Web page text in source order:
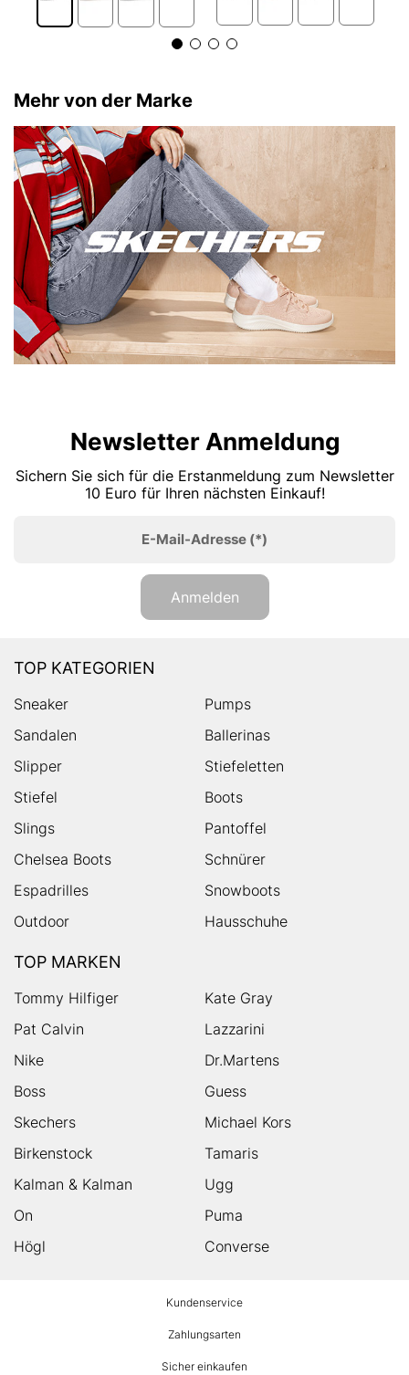
Mehr von der Marke
Newsletter Anmeldung
Sichern Sie sich für die Erstanmeldung zum Newsletter
10 Euro für Ihren nächsten Einkauf!
E-Mail-Adresse (*)
Anmelden
TOP KATEGORIEN
Sneaker
Pumps
Sandalen
Ballerinas
Slipper
Stiefeletten
Stiefel
Boots
Slings
Pantoffel
Chelsea Boots
Schnürer
Espadrilles
Snowboots
Outdoor
Hausschuhe
TOP MARKEN
Tommy Hilfiger
Kate Gray
Pat Calvin
Lazzarini
Nike
Dr.Martens
Boss
Guess
Skechers
Michael Kors
Birkenstock
Tamaris
Kalman & Kalman
Ugg
On
Puma
Högl
Converse
Kundenservice
Zahlungsarten
Sicher einkaufen